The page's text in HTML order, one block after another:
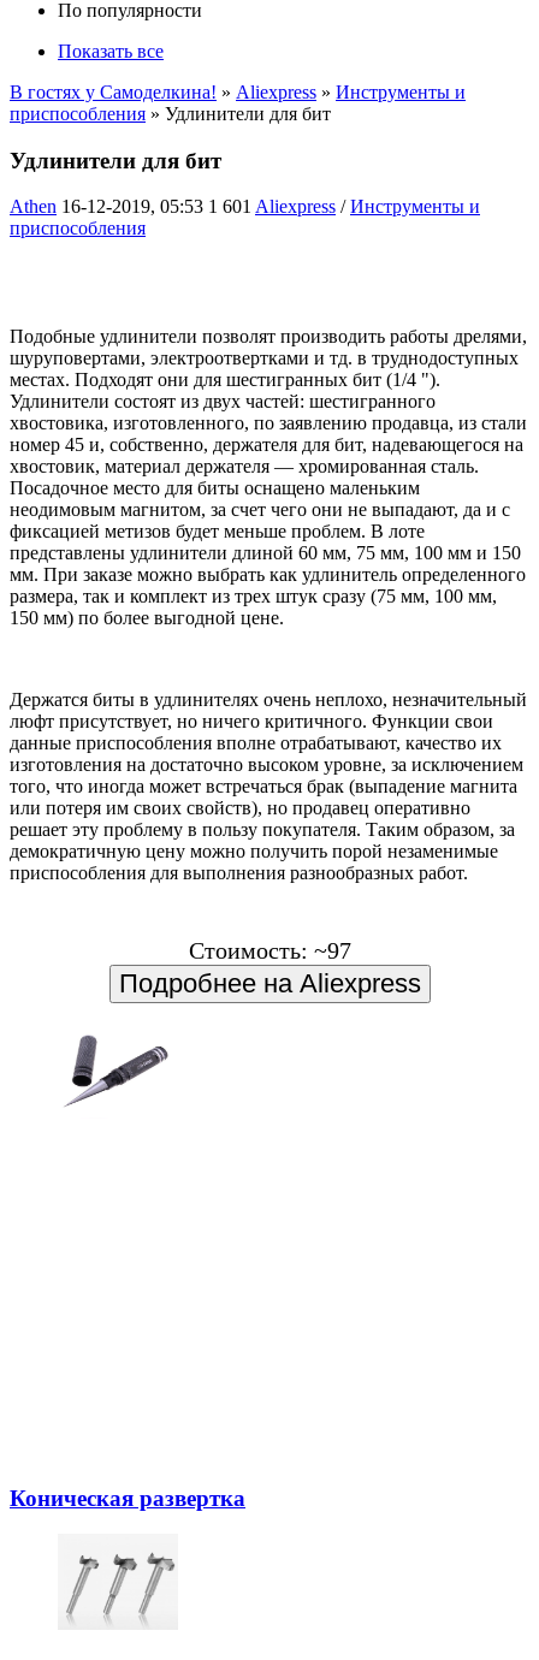
По популярности
Показать все
В гостях у Самоделкина! » Aliexpress » Инструменты и
приспособления » Удлинители для бит
Удлинители для бит
Athen 16-12-2019, 05:53 1 601 Aliexpress /Инструменты и
приспособления
Подобные удлинители позволят производить работы дрелями,
шуруповертами, электроотвертками и тд. в труднодоступных
местах. Подходят они для шестигранных бит (1/4 ").
Удлинители состоят из двух частей: шестигранного
хвостовика, изготовленного, по заявлению продавца, из стали
номер 45 и, собственно, держателя для бит, надевающегося на
хвостовик, материал держателя — хромированная сталь.
Посадочное место для биты оснащено маленьким
неодимовым магнитом, за счет чего они не выпадают, да и с
фиксацией метизов будет меньше проблем. В лоте
представлены удлинители длиной 60 мм, 75 мм, 100 мм и 150
мм. При заказе можно выбрать как удлинитель определенного
размера, так и комплект из трех штук сразу (75 мм, 100 мм,
150 мм) по более выгодной цене.
Держатся биты в удлинителях очень неплохо, незначительный
люфт присутствует, но ничего критичного. Функции свои
данные приспособления вполне отрабатывают, качество их
изготовления на достаточно высоком уровне, за исключением
того, что иногда может встречаться брак (выпадение магнита
или потеря им своих свойств), но продавец оперативно
решает эту проблему в пользу покупателя. Таким образом, за
демократичную цену можно получить порой незаменимые
приспособления для выполнения разнообразных работ.
Стоимость: ~97
Подробнее на Aliexpress
Коническая развертка